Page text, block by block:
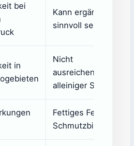
bei
Kann ergänzend
sinnvoll sein
in
Nicht
ausreichend als
alleiniger Schutz
Fettiges Fell,
Schmutzbindung